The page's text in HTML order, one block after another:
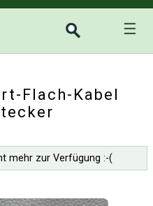
☰
Flach-Kabel
mehr zur Verfügung :-(